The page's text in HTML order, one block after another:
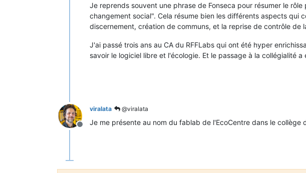
Je reprends souvent une phrase de Fonseca pour résumer le
changement social". Cela résume bien les différents aspects
discernement, création de communs, et la reprise de contrôle de
J'ai passé trois ans au CA du RFFLabs qui ont été hyper
savoir le logiciel libre et l'écologie. Et le passage à la collégialité
Hors-ligne
viralata @viralata
Je me présente au nom du fablab de l'EcoCentre dans le collège